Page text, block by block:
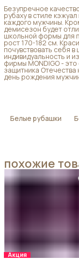
Безупречное
рубаху в стиле
каждого мужчины.
демисезон будет
школьной формы для
рост 170-182 см.
почувствовать себя
индивидуальность и
фирмы MONDIGO -
защитника Отечества
день рождения
Белые рубашки
похожие
Акция